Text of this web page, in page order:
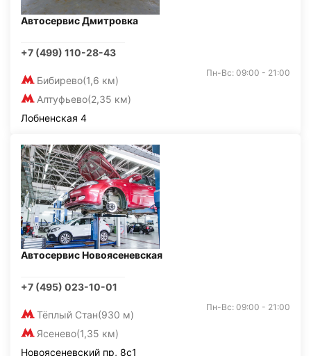
Автосервис Дмитровка
+7 (499) 110-28-43
Бибирево(1,6 км)
Алтуфьево(2,35 км)
Пн-Вс: 09:00 - 21:00
Лобненская 4
Автосервис Новоясеневская
+7 (495) 023-10-01
Тёплый Стан(930 м)
Ясенево(1,35 км)
Пн-Вс: 09:00 - 21:00
Новоясеневский пр, 8с1